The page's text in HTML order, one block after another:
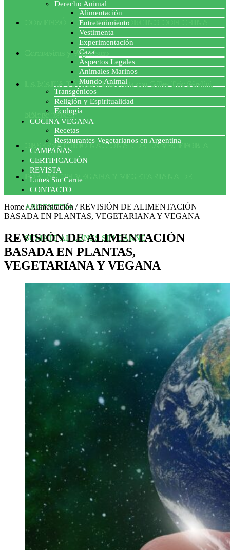
COMENZÓ EL ACUERDO PORCINO CON CHINA
Coronavirus y Veganismo
LA MAFIA TÓXICA: Entrevista con Gilles-Eric Séralini,
biólogo francés
OBSERVATORIO NACIONAL DE LA VEGEFOBIA
POBLACION VEGANA Y VEGETARIANA DE
ARGENTINA
SUMATE AL LUNES SIN CARNE
Derecho Animal
Alimentación
Entretenimiento
Vestimenta
Experimentación
Caza
Aspectos Legales
Animales Marinos
Mundo Animal
Transgénicos
Religión y Espiritualidad
Ecología
COCINA VEGANA
Recetas
Restaurantes Vegetarianos en Argentina
CAMPAÑAS
CERTIFICACIÓN
REVISTA
Lunes Sin Carne
CONTACTO
Home/Alimentación /REVISIÓN DE ALIMENTACIÓN
BASADA EN PLANTAS, VEGETARIANA Y VEGANA
REVISIÓN DE ALIMENTACIÓN
BASADA EN PLANTAS,
VEGETARIANA Y VEGANA